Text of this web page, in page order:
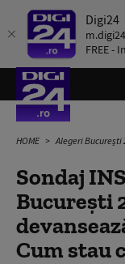
Digi24
FREE -
HOME Alegeri București
Sondaj
București
Cum stau